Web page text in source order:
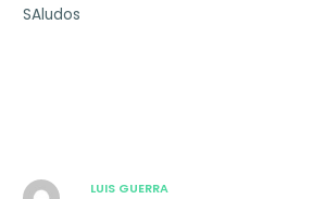
SAludos
LUIS GUERRA